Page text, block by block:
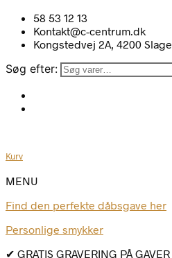
58 53 12 13
Kontakt@c-centrum.dk
Kongstedvej 2A, 4200
Søg efter:
Kurv
MENU
Find den perfekte dåbsgave her
Personlige smykker
✔ GRATIS GRAVERING PÅ GAVER